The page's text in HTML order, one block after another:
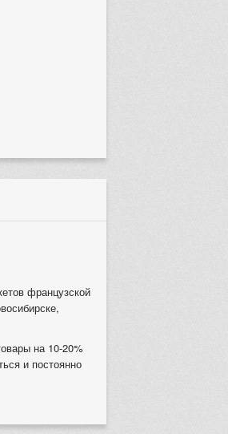
французской
на 10-20%
и постоянно